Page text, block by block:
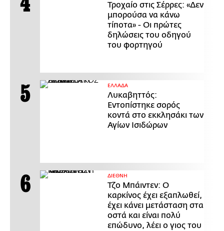
Τροχαίο στις Σέρρες: «Δεν
μπορούσα να κάνω
τίποτα» - Οι πρώτες
δηλώσεις του οδηγού
του φορτηγού
ΕΛΛΑΔΑ
Λυκαβηττός:
Εντοπίστηκε σορός
κοντά στο εκκλησάκι των
Αγίων Ισιδώρων
ΔΙΕΘΝΗ
Τζο Μπάιντεν: Ο
καρκίνος έχει εξαπλωθεί,
έχει κάνει μετάσταση στα
οστά και είναι πολύ
επώδυνο, λέει ο γιος του